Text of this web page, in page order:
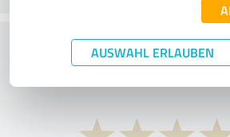
AUSWAHL ERLAUBEN
Wie beurteilen
Preis-/